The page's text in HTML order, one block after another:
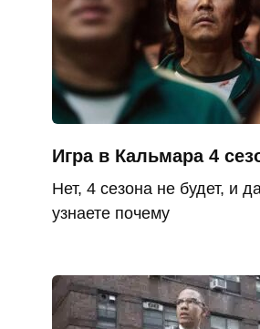
Игра в Кальмара 4
Нет, 4 сезона не будет, и
узнаете почему